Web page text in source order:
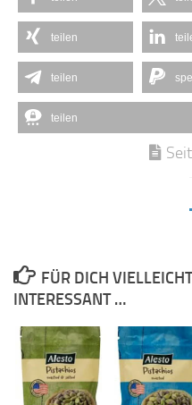
teilen
teilen
teilen
FÜR DICH
INTERESSANT …